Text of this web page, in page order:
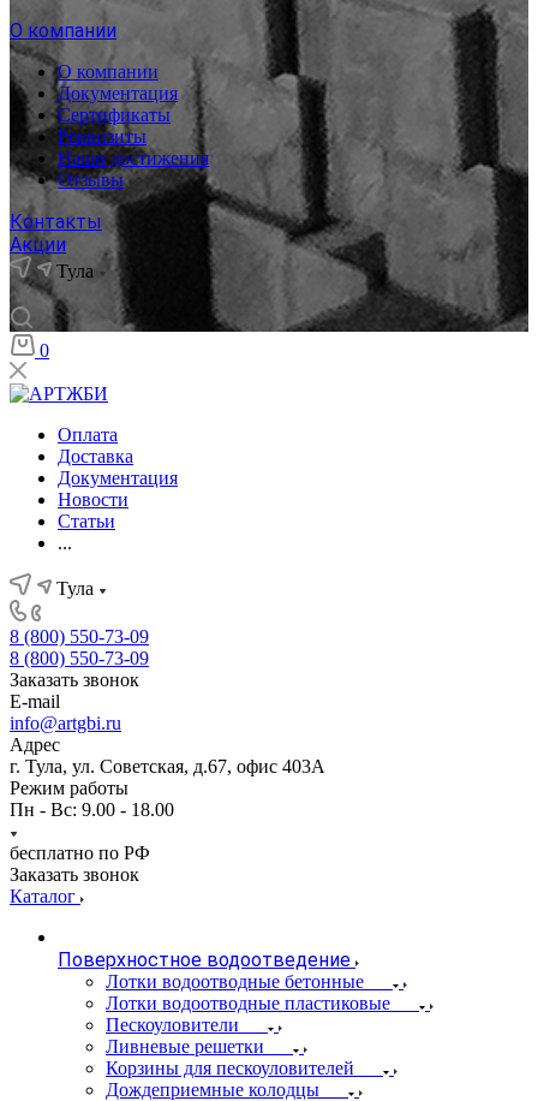
О компании
О компании
Документация
Сертификаты
Реквизиты
Наши достижения
Отзывы
Контакты
Акции
Тула
0
Оплата
Доставка
Документация
Новости
Статьи
...
Тула
8 (800) 550-73-09
8 (800) 550-73-09
Заказать звонок
E-mail
info@artgbi.ru
Адрес
г. Тула, ул. Советская, д.67, офис 403А
Режим работы
Пн - Вс: 9.00 - 18.00
бесплатно по РФ
Заказать звонок
Каталог
Поверхностное водоотведение
Лотки водоотводные бетонные
Лотки водоотводные пластиковые
Пескоуловители
Ливневые решетки
Корзины для пескоуловителей
Дождеприемные колодцы